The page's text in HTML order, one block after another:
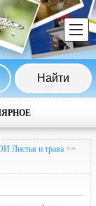
Листья и трава >>